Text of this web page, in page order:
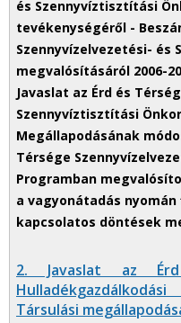
2. Javaslat az
Társulási